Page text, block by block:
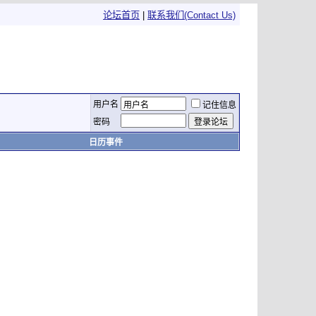
论坛首页 联系我们(Contact Us)
用户名
记住信息
密码
日历事件